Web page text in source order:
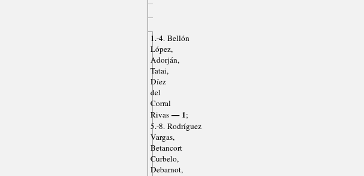
1.-4. Bellón
López,
Adorján,
Tatai,
Díez
del
Corral
Rivas— 1;
5.-8. Rodríguez
Vargas,
Betancort
Curbelo,
Debarnot,